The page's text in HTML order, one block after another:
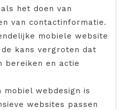
het doen van
van contactinformatie.
mobiele website
kans vergroten dat
bereiken en actie
mobiel webdesign is
websites passen